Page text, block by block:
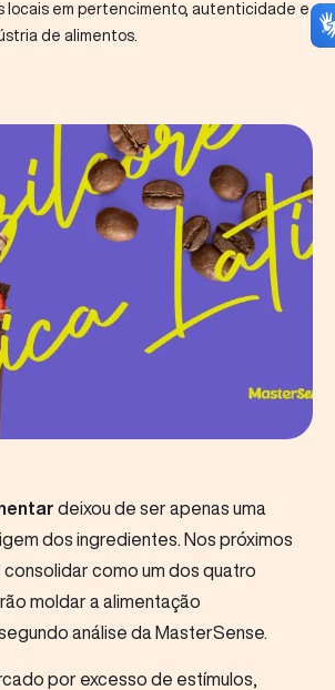
Português
Buscar
Confeitaria e
chocolates
Lácteos
locais em pertencimento, autenticidade e
de alimentos.
deixou de ser apenas uma
dos ingredientes. Nos próximos
como um dos quatro
moldar a alimentação
análise da MasterSense.
por excesso de estímulos,